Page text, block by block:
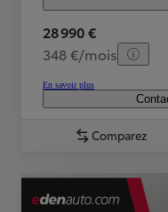
28 990 €
348 €/mois
En savoir plus
Comparez